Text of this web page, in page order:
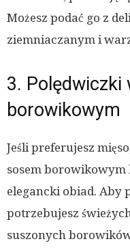
Możesz podać go z
ziemniaczanym i
3. Polędwiczki
borowikowym
Jeśli preferujesz
sosem borowikowym
elegancki obiad. Aby
potrzebujesz
suszonych